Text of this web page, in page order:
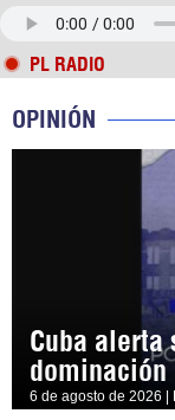
PL RADIO
OPINIÓN
Cuba
dominación
6 de agosto de 2026 |